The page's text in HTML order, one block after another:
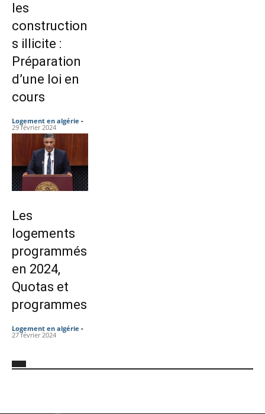
les
construction
s illicite :
Préparation
d’une loi en
cours
Logement en algérie -
29 février 2024
Les
logements
programmés
en 2024,
Quotas et
programmes
Logement en algérie -
27 février 2024